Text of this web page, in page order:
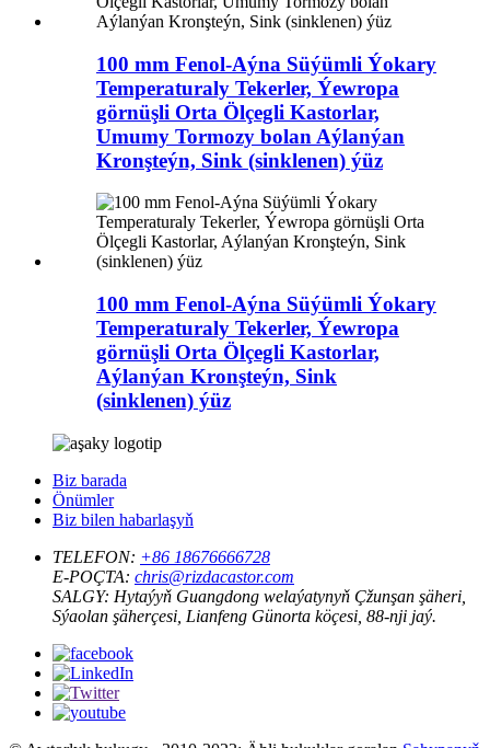
100 mm Fenol-Aýna Süýümli Ýokary
Temperaturaly Tekerler, Ýewropa
görnüşli Orta Ölçegli Kastorlar,
Umumy Tormozy bolan Aýlanýan
Kronşteýn, Sink (sinklenen) ýüz
100 mm Fenol-Aýna Süýümli Ýokary
Temperaturaly Tekerler, Ýewropa
görnüşli Orta Ölçegli Kastorlar,
Aýlanýan Kronşteýn, Sink
(sinklenen) ýüz
Biz barada
Önümler
Biz bilen habarlaşyň
TELEFON: +86 18676666728
E-POÇTA: chris@rizdacastor.com
SALGY: Hytaýyň Guangdong welaýatynyň Çžunşan şäheri,
Sýaolan şäherçesi, Lianfeng Günorta köçesi, 88-nji jaý.